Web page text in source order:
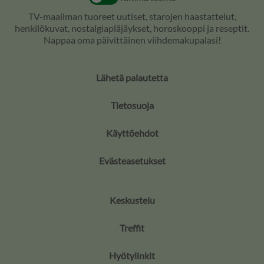
TV-maailman tuoreet uutiset, starojen haastattelut,
henkilökuvat, nostalgiapläjäykset, horoskooppi ja reseptit.
Nappaa oma päivittäinen viihdemakupalasi!
Lähetä palautetta
Tietosuoja
Käyttöehdot
Evästeasetukset
Keskustelu
Treffit
Hyötylinkit